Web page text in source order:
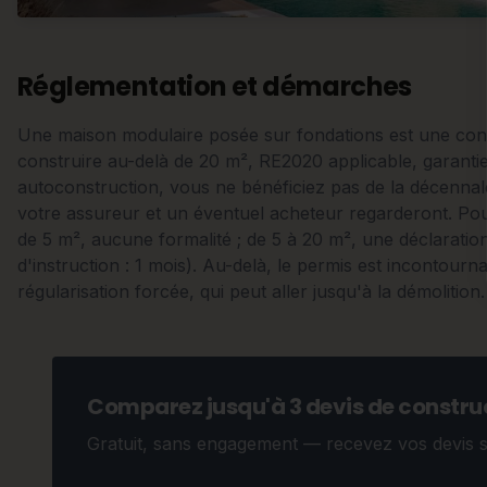
Réglementation et démarches
Une maison modulaire posée sur fondations est une
construire au-delà de 20 m², RE2020 applicable,
autoconstruction, vous ne bénéficiez pas de la
votre assureur et un éventuel acheteur regarderont.
de 5 m², aucune formalité ; de 5 à 20 m², une
d'instruction : 1 mois). Au-delà, le permis est
régularisation forcée, qui peut aller jusqu'à la démolition.
Comparez jusqu'à 3 devis de
Gratuit, sans engagement — recevez vos devis